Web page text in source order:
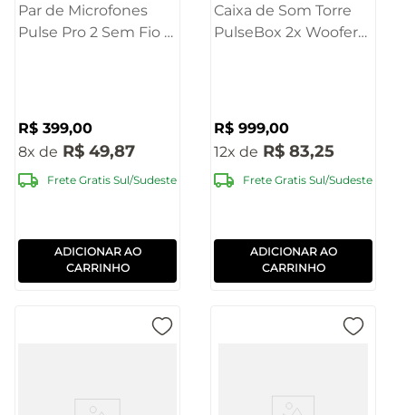
Par de Microfones
Pulse Pro 2 Sem Fio +
R$ 399,00
8
R$ 49,87
Frete Gratis Sul/Sudeste
ADICIONAR AO
CARRINHO
Caixa de Som Torre
PulseBox 2x Woofers
R$ 999,00
12
R$ 83,25
Frete Gratis Sul/Sudeste
ADICIONAR AO
CARRINHO